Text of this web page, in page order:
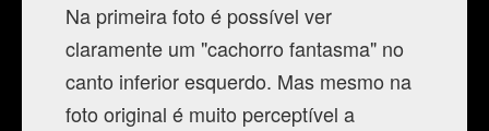
Na primeira foto é possível ver
claramente um "cachorro fantasma" no
canto inferior esquerdo. Mas mesmo na
foto original é muito perceptível a